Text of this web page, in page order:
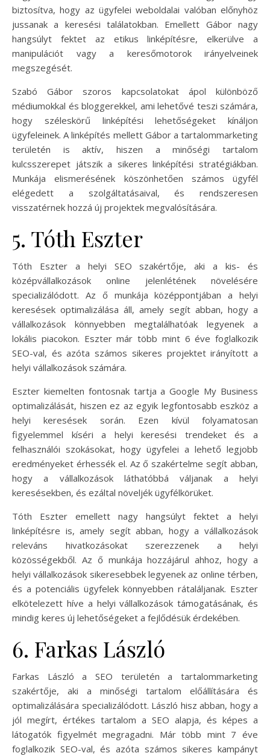
biztosítva, hogy az ügyfelei weboldalai valóban előnyhöz
jussanak a keresési találatokban. Emellett Gábor nagy
hangsúlyt fektet az etikus linképítésre, elkerülve a
manipulációt vagy a keresőmotorok irányelveinek
megszegését.
Szabó Gábor szoros kapcsolatokat ápol különböző
médiumokkal és bloggerekkel, ami lehetővé teszi számára,
hogy széleskörű linképítési lehetőségeket kínáljon
ügyfeleinek. A linképítés mellett Gábor a tartalommarketing
területén is aktív, hiszen a minőségi tartalom
kulcsszerepet játszik a sikeres linképítési stratégiákban.
Munkája elismerésének köszönhetően számos ügyfél
elégedett a szolgáltatásaival, és rendszeresen
visszatérnek hozzá új projektek megvalósítására.
5. Tóth Eszter
Tóth Eszter a helyi SEO szakértője, aki a kis- és
középvállalkozások online jelenlétének növelésére
specializálódott. Az ő munkája középpontjában a helyi
keresések optimalizálása áll, amely segít abban, hogy a
vállalkozások könnyebben megtalálhatóak legyenek a
lokális piacokon. Eszter már több mint 6 éve foglalkozik
SEO-val, és azóta számos sikeres projektet irányított a
helyi vállalkozások számára.
Eszter kiemelten fontosnak tartja a Google My Business
optimalizálását, hiszen ez az egyik legfontosabb eszköz a
helyi keresések során. Ezen kívül folyamatosan
figyelemmel kíséri a helyi keresési trendeket és a
felhasználói szokásokat, hogy ügyfelei a lehető legjobb
eredményeket érhessék el. Az ő szakértelme segít abban,
hogy a vállalkozások láthatóbbá váljanak a helyi
keresésekben, és ezáltal növeljék ügyfélkörüket.
Tóth Eszter emellett nagy hangsúlyt fektet a helyi
linképítésre is, amely segít abban, hogy a vállalkozások
releváns hivatkozásokat szerezzenek a helyi
közösségekből. Az ő munkája hozzájárul ahhoz, hogy a
helyi vállalkozások sikeresebbek legyenek az online térben,
és a potenciális ügyfelek könnyebben rátaláljanak. Eszter
elkötelezett híve a helyi vállalkozások támogatásának, és
mindig keres új lehetőségeket a fejlődésük érdekében.
6. Farkas László
Farkas László a SEO területén a tartalommarketing
szakértője, aki a minőségi tartalom előállítására és
optimalizálására specializálódott. László hisz abban, hogy a
jól megírt, értékes tartalom a SEO alapja, és képes a
látogatók figyelmét megragadni. Már több mint 7 éve
foglalkozik SEO-val, és azóta számos sikeres kampányt